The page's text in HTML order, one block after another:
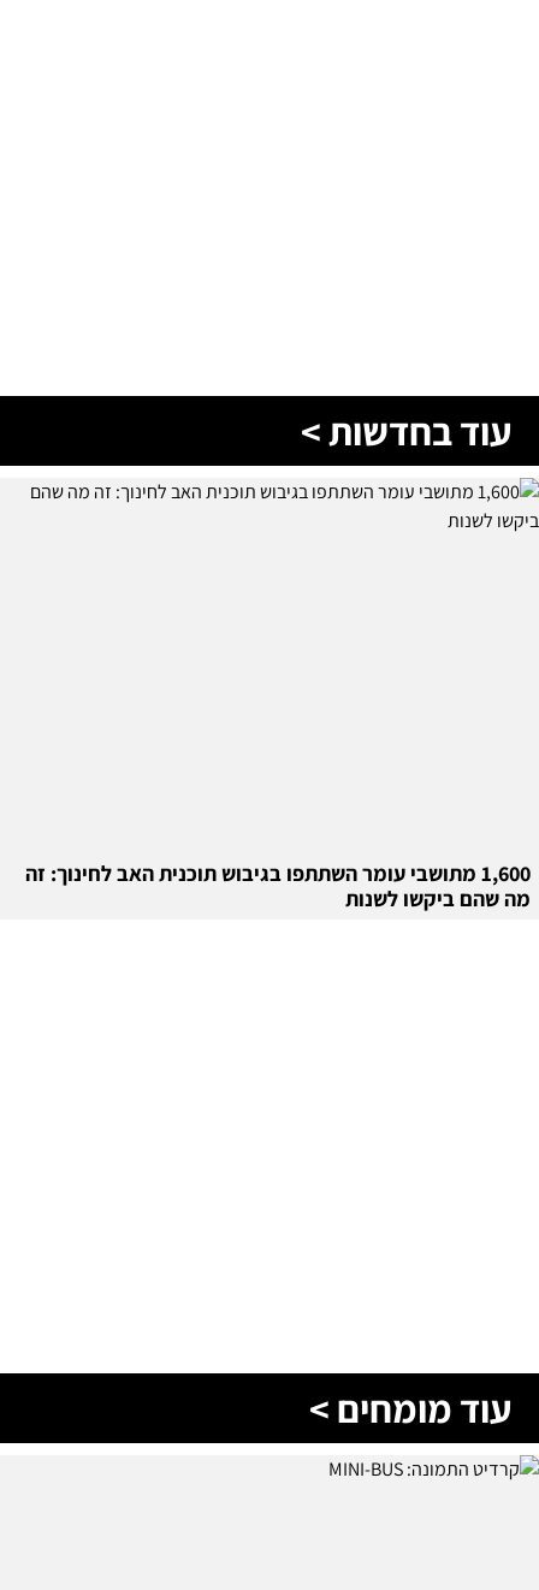
עוד בחדשות >
1,600 מתושבי עומר השתתפו בגיבוש תוכנית האב לחינוך: זה
מה שהם ביקשו לשנות
עוד מומחים >